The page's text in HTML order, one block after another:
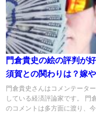
門倉貴史の絵の評判が
須賀との関わりは？嫁
ついて！
門倉貴史さんはコメンテータ
している経済評論家です。 門
のコメントは多方面に渡り、